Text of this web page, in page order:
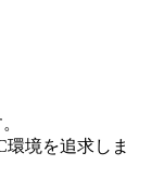
境を追求しま